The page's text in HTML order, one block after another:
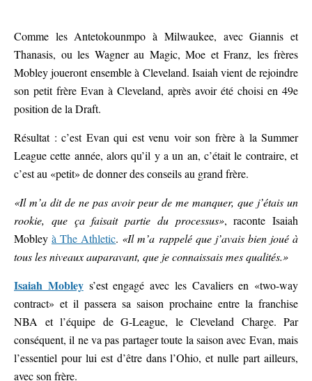
Comme les Antetokounmpo à Milwaukee, avec Giannis et
Thanasis, ou les Wagner au Magic, Moe et Franz, les frères
Mobley joueront ensemble à Cleveland. Isaiah vient de rejoindre
son petit frère Evan à Cleveland, après avoir été choisi en 49e
position de la Draft.
Résultat : c’est Evan qui est venu voir son frère à la Summer
League cette année, alors qu’il y a un an, c’était le contraire, et
c’est au «petit» de donner des conseils au grand frère.
«Il m’a dit de ne pas avoir peur de me manquer, que j’étais un
rookie, que ça faisait partie du processus», raconte Isaiah
Mobleyà The Athletic. «Il m’a rappelé que j’avais bien joué à
tous les niveaux auparavant, que je connaissais mes qualités.»
Isaiah Mobleys’est engagé avec les Cavaliers en «two-way
contract» et il passera sa saison prochaine entre la franchise
NBA et l’équipe de G-League, le Cleveland Charge. Par
conséquent, il ne va pas partager toute la saison avec Evan, mais
l’essentiel pour lui est d’être dans l’Ohio, et nulle part ailleurs,
avec son frère.